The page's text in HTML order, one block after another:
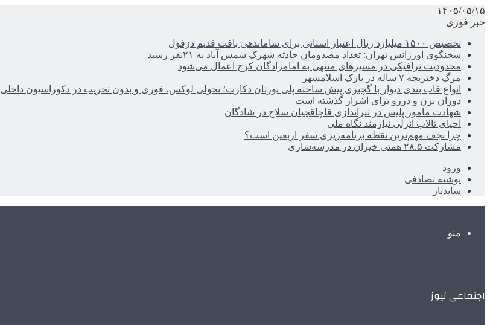
۱۴۰۵/۰۵/۱۵
خبر فوری
تخصیص ۱۵۰۰ میلیارد ریال اعتبار استانی برای ساماندهی بافت قدیم دزفول
سخنگوی اورژانس تهران: تعداد مصدومان حادثه شهرک شمس آباد به ۲۱نفر رسید
محدودیت ترافیکی در مسیرهای منتهی به امامزادگان کرج اعمال می‌شود
مرگ دختربچه ۷ ساله در پارک اسلامشهر
انواع قاب بندی دیوار با گچبری پیش ساخته پلی یورتان دکارت؛ تحولی لوکس، فوری و بدون تخریب در دکوراسیون داخلی
دوران بزن و دررو برای اشرار گذشته است
شهادت مامور پلیس در تیراندازی قاچاقچیان سلاح در شادگان
احیای تالاب انزلی نیازمند نگاه ملی
چرا نجف مهم‌ترین نقطه برنامه‌ریزی سفر اربعین است؟
مشارکت ۲۸.۵ همتی خیران در مدرسه‌سازی
ورود
نوشته تصادفی
سایدبار
منو
اجتماعی نیوز